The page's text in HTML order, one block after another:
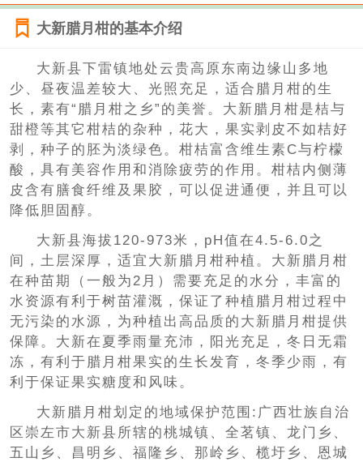
大新腊月柑的基本介绍
大新县下雷镇地处云贵高原东南边缘山多地
少、昼夜温差较大、光照充足，适合腊月柑的生
长，素有“腊月柑之乡”的美誉。大新腊月柑是桔与
甜橙等其它柑桔的杂种，花大，果实剥皮不如桔好
剥，种子的胚为淡绿色。柑桔富含维生素C与柠檬
酸，具有美容作用和消除疲劳的作用。柑桔内侧薄
皮含有膳食纤维及果胶，可以促进通便，并且可以
降低胆固醇。
大新县海拔120-973米，pH值在4.5-6.0之
间，土层深厚，适宜大新腊月柑种植。大新腊月柑
在种苗期（一般为2月）需要充足的水分，丰富的
水资源有利于树苗灌溉，保证了种植腊月柑过程中
无污染的水源，为种植出高品质的大新腊月柑提供
保障。大新在夏季雨量充沛，阳光充足，冬日无霜
冻，有利于腊月柑果实的生长发育，冬季少雨，有
利于保证果实糖度和风味。
大新腊月柑划定的地域保护范围:广西壮族自治
区崇左市大新县所辖的桃城镇、全茗镇、龙门乡、
五山乡、昌明乡、福隆乡、那岭乡、榄圩乡、恩城